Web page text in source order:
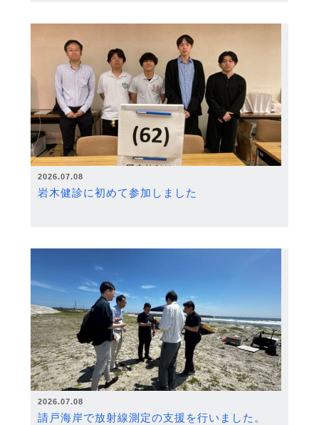
2026.07.08
岩木健診に初めて参加しました
2026.07.08
請戸海岸で放射線測定の支援を行いました。